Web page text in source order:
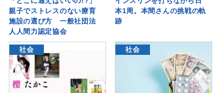
親子でストレスのない療育
施設の選び方 一般社団法
人人間力認定協会
本1周。本間さんの挑戦の軌
跡
社会 社会